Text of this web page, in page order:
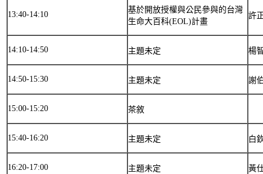
13:40-14:10
基於開放授權與公民參與的台灣
生命大百科(EOL)計畫
許
14:10-14:50 主題未定 楊
14:50-15:30 主題未定 謝
15:00-15:20 茶敘
15:40-16:20 主題未定 白
16:20-17:00 主題未定 黃